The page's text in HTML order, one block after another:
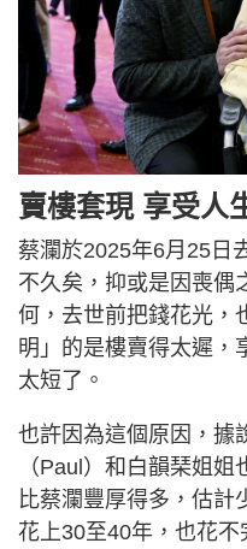
賣樓套現 享受人
蔡瀾於2025年6月25日
不久矣，抑或是因喪偶
何，去世前把錢花光，
明」的是樓賣得太遲，
太短了。
也許因為這個原因，據
（Paul）和白韻琹姐姐
比蔡瀾豐厚得多，估計
花上30至40年，也花